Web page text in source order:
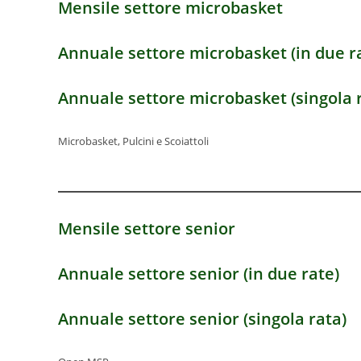
Mensile settore microbasket
Annuale settore microbasket(in due
Annuale settore microbasket(singola
Microbasket, Pulcini e Scoiattoli
Mensile settore senior
Annuale settore senior(in due rate)
Annuale settore senior(singola rata)